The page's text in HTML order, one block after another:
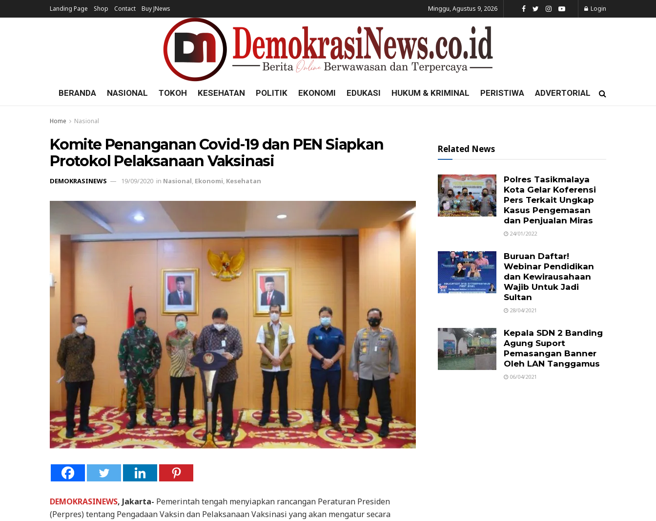
Landing Page Shop Contact Buy JNews Minggu, Agustus 9, 2026 Login
BERANDA NASIONAL TOKOH KESEHATAN POLITIK EKONOMI EDUKASI HUKUM & KRIMINAL PERISTIWA ADVERTORIAL
Home Nasional
Komite Penanganan Covid-19 dan PEN Siapkan
Protokol Pelaksanaan Vaksinasi
DEMOKRASINEWS 19/09/2020 in Nasional, Ekonomi, Kesehatan
DEMOKRASINEWS, Jakarta- Pemerintah tengah menyiapkan rancangan Peraturan Presiden
(Perpres) tentang Pengadaan Vaksin dan Pelaksanaan Vaksinasi yang akan mengatur secara
Related News
Polres Tasikmalaya
Kota Gelar Koferensi
Pers Terkait Ungkap
Kasus Pengemasan
dan Penjualan Miras
24/01/2022
Buruan Daftar!
Webinar Pendidikan
dan Kewirausahaan
Wajib Untuk Jadi
Sultan
28/04/2021
Kepala SDN 2 Banding
Agung Suport
Pemasangan Banner
Oleh LAN Tanggamus
06/04/2021